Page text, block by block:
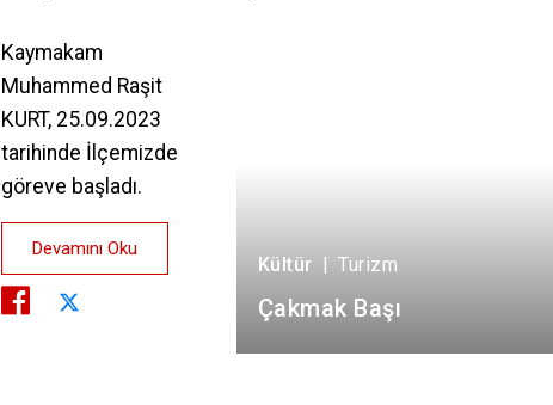
Kaymakam
Muhammed Raşit
KURT, 25.09.2023
tarihinde İlçemizde
göreve başladı.
Devamını Oku
Kültür | Turizm
Çakmak Başı